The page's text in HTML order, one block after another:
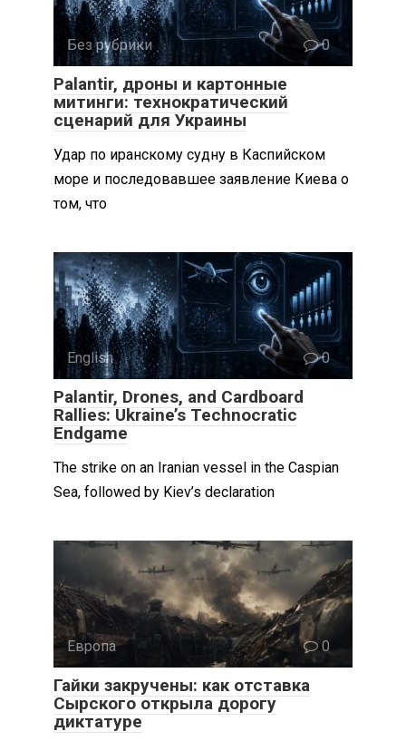
Без рубрики 0
Palantir, дроны и картонные
митинги: технократический
сценарий для Украины
Удар по иранскому судну в Каспийском
море и последовавшее заявление Киева о
том, что
English 0
Palantir, Drones, and Cardboard
Rallies: Ukraine’s Technocratic
Endgame
The strike on an Iranian vessel in the Caspian
Sea, followed by Kiev’s declaration
Европа 0
Гайки закручены: как отставка
Сырского открыла дорогу
диктатуре